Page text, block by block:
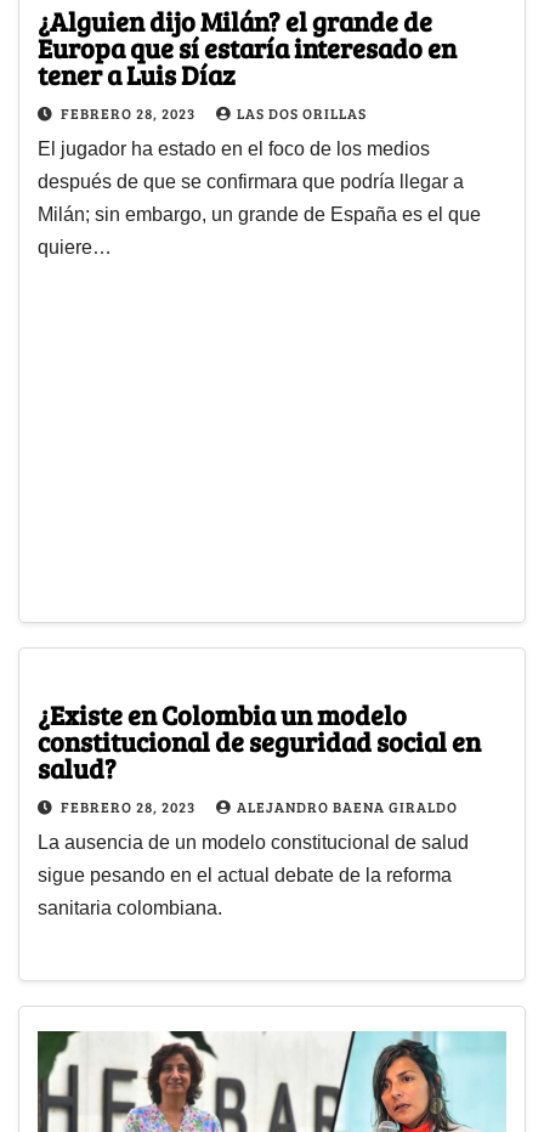
¿Alguien dijo Milán? el grande de
Europa que sí estaría interesado en
tener a Luis Díaz
FEBRERO 28, 2023 LAS DOS ORILLAS
El jugador ha estado en el foco de los medios
después de que se confirmara que podría llegar a
Milán; sin embargo, un grande de España es el que
quiere…
¿Existe en Colombia un modelo
constitucional de seguridad social en
salud?
FEBRERO 28, 2023 ALEJANDRO BAENA GIRALDO
La ausencia de un modelo constitucional de salud
sigue pesando en el actual debate de la reforma
sanitaria colombiana.